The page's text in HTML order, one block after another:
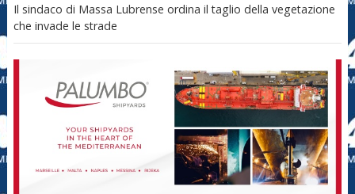
Il sindaco di Massa Lubrense ordina il taglio della vegetazione
che invade le strade